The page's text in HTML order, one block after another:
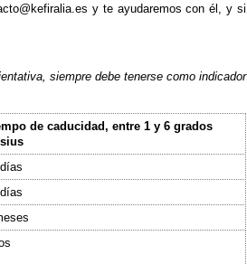
y te ayudaremos con él, y si
siempre debe tenerse como indicador
de caducidad, entre 1 y 6 grados